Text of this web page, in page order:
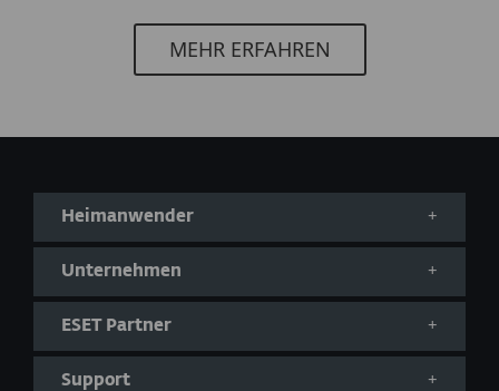
MEHR ERFAHREN
Heimanwender
Unternehmen
ESET Partner
Support